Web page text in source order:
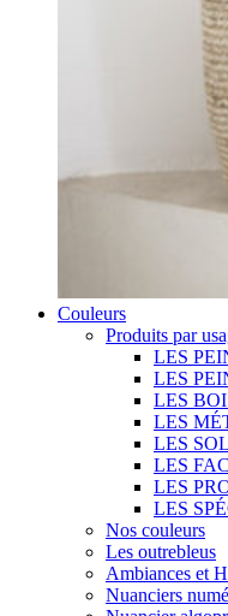
Couleurs
Produits par
LES
LES
LES
LES
LES
LES
LES
LES
Nos couleurs
Les outrebleus
Ambiances et
Nuanciers